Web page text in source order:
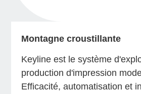
Montagne croustillante
Keyline est le système
production d'impression
Efficacité, automatisation et